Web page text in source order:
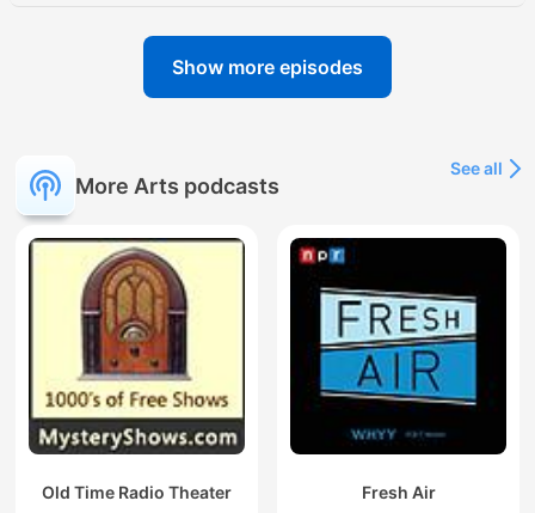
Show more episodes
More Arts podcasts
See all
Old Time Radio Theater Fresh Air